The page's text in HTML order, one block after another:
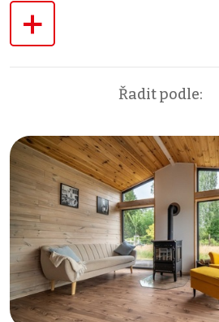
+
Řadit podle: